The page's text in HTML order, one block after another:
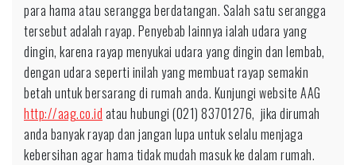
para hama atau serangga berdatangan. Salah satu serangga
tersebut adalah rayap. Penyebab lainnya ialah udara yang
dingin, karena rayap menyukai udara yang dingin dan lembab,
dengan udara seperti inilah yang membuat rayap semakin
betah untuk bersarang di rumah anda. Kunjungi website AAG
http://aag.co.id atau hubungi (021) 83701276, jika dirumah
anda banyak rayap dan jangan lupa untuk selalu menjaga
kebersihan agar hama tidak mudah masuk ke dalam rumah.